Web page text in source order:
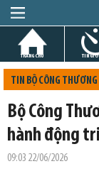
TRANG CHỦ TIN GIỜ
TIN BỘ CÔNG THƯƠNG
Bộ Công
hành động
09:03 22/06/2026